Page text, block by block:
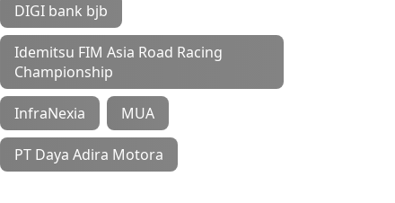
DIGI bank bjb
Idemitsu FIM Asia Road Racing
Championship
InfraNexia MUA
PT Daya Adira Motora